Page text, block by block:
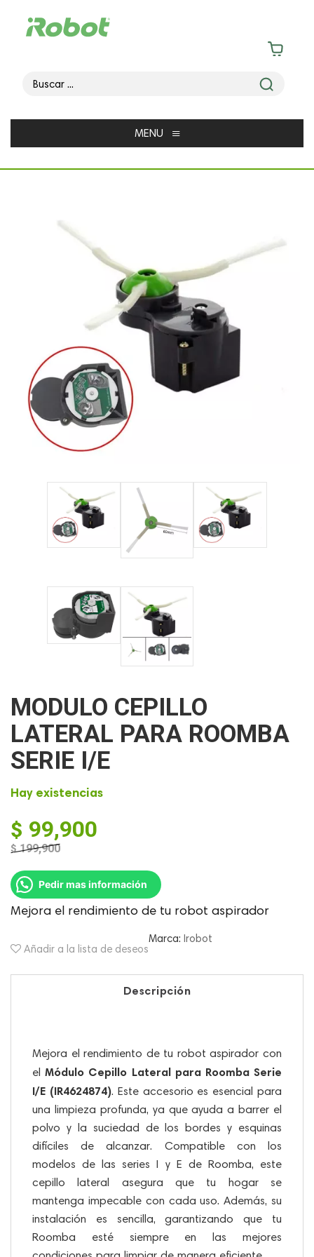
MENU ≡
MODULO CEPILLO
LATERAL PARA ROOMBA
SERIE I/E
Hay existencias
$199,900
precio
original
era:
$ 99,900
precio
actual
es:
Pedir mas información
Mejora el rendimiento de tu robot aspirador
Añadir a la lista de deseos
Marca: Irobot
Descripción
Mejora el rendimiento de tu robot aspirador con
elMódulo Cepillo Lateral para Roomba Serie
I/E (IR4624874). Este accesorio es esencial para
una limpieza profunda, ya que ayuda a barrer el
polvo y la suciedad de los bordes y esquinas
difíciles de alcanzar. Compatible con los
modelos de las series I y E de Roomba, este
cepillo lateral asegura que tu hogar se
mantenga impecable con cada uso. Además, su
instalación es sencilla, garantizando que tu
Roomba esté siempre en las mejores